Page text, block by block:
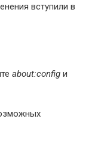
вступили в
about:config и